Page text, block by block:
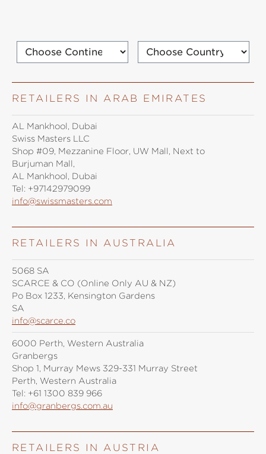
RETAILERS IN ARAB EMIRATES
AL Mankhool, Dubai
Swiss Masters LLC
Shop #09, Mezzanine Floor, UW Mall, Next to
Burjuman Mall,
AL Mankhool, Dubai
Tel: +97142979099
info@swissmasters.com
RETAILERS IN AUSTRALIA
5068 SA
SCARCE & CO (Online Only AU & NZ)
Po Box 1233, Kensington Gardens
SA
info@scarce.co
6000 Perth, Western Australia
Granbergs
Shop 1, Murray Mews 329-331 Murray Street
Perth, Western Australia
Tel: +61 1300 839 966
info@granbergs.com.au
RETAILERS IN AUSTRIA